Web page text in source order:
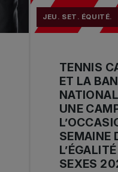
JEU. SET. ÉQUITÉ.
TENNIS
ET LA
UNE
SEMAINE
SEXES